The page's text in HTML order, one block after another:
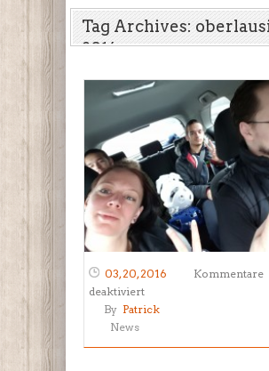
Tag Archives:
2016
03, 20, 2016
Kommentare
deaktiviertfür
Taekwondo
By Patrick
News